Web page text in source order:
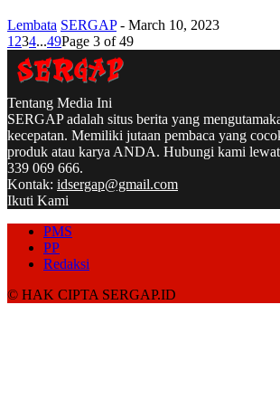
Lembata SERGAP - March 10, 2023
1 234...49Page 3 of 49
Tentang Media Ini
SERGAP adalah situs berita yang
kecepatan. Memiliki jutaan pembaca yang
produk atau karya ANDA. Hubungi kami
339 069 666.
Kontak: idsergap@gmail.com
Ikuti Kami
PMS
PP
Redaksi
© HAK CIPTA SERGAP.ID